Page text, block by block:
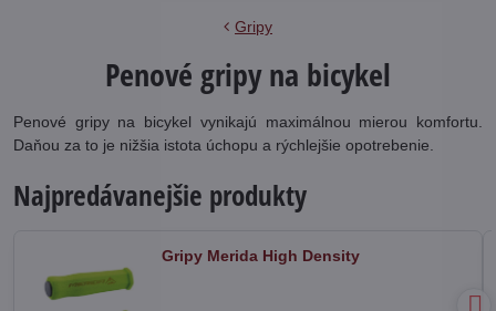
Gripy
Penové gripy na bicykel
Penové gripy na bicykel vynikajú maximálnou mierou komfortu.
Daňou za to je nižšia istota úchopu a rýchlejšie opotrebenie.
Najpredávanejšie produkty
Gripy Merida High Density